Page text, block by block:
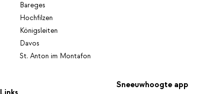
Bareges
Hochfilzen
Königsleiten
Davos
St. Anton im Montafon
Sneeuwhoogte app